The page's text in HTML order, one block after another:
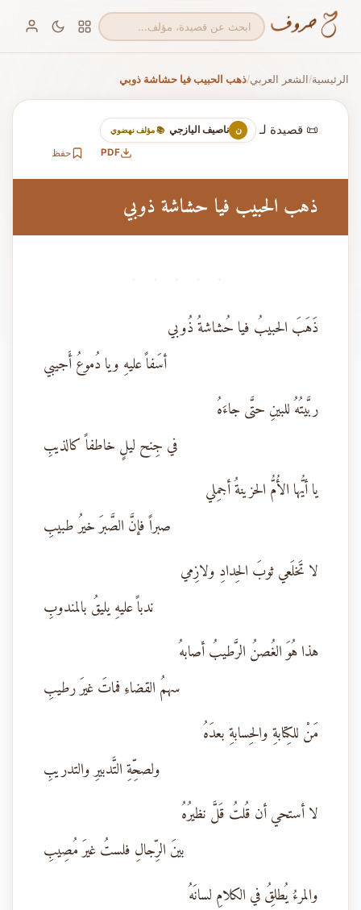
الرئيسية/الشعر العربي/ذهب الحبيب فيا حشاشة ذوبي
📜 قصيدة لـ ن ناصيف اليازجي 📚 مؤلف نهضوي
PDF حفظ
ذهب الحبيب فيا حشاشة ذوبي
· · · · ·
ذَهَبَ الحبيبُ فيا حُشاشةُ ذُوبي
أسَفاً عليهِ ويا دُموعُ أَجيبي
ربَّيتُهُ للبينِ حتَّى جاءَهُ
في جِنح ليلٍ خاطفاً كالذيبِ
يا أيُّها الأُمُّ الحزينةُ أجمِلي
صبراً فإنَّ الصَّبرَ خيرُ طبيبِ
لا تَخلَعي ثوبَ الحِدادِ ولازِمي
ندباً عليهِ يليقُ بالمندوبِ
هذا هُوَ الغُصنُ الرَّطيبُ أصابهُ
سهمُ القضاءِ فماتَ غيرَ رطيبِ
مَنْ للكِتابةِ والحِسابةِ بعدَهُ
ولصحِّةِ التَّدبيرِ والتدريبِ
لا أستحي أن قُلتُ قَلَّ نظيرُهُ
بينَ الرِّجالِ فلستُ غيرَ مُصِيبِ
والمرءُ يُطلِقُ في الكلامِ لسانَهُ